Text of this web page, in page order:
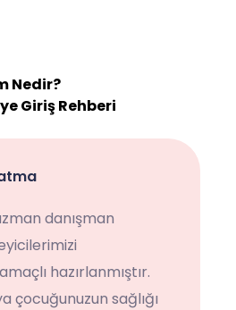
Nedir?
Giriş Rehberi
danışman
hazırlanmıştır.
çocuğunuzun sağlığı